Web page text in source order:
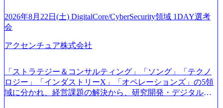
たします。 (1)既存または新規大手事業会社から依頼された
「経営戦略」等のコンサルティング支援を行います。クラ
イアントは各業界上位5社をターゲットとし、特にCXOクラ
スから「新規事業戦略」「既存事業のトランスフォーメー
略」案件をメインとしたコンサルティングを行います ＜プ
ロジェクト一部抜粋＞ ・海外事業(新規・既存)事業のビジ
ネスモデル検討支援 ・金融領域におけるAIを活用した事業
ご応募者様については、1dayではなく通常選考でのご案内
とさせていただきます ● 面接(1次・最終を一度の面接で実
てご連絡させていただきます。 ● 一日で最終面接まで完了
日面接や面談のお時間をいただく場合がございます ● 面
接、条件面談それぞれ最大1時間を想定しております ・実施
前日までに日程およびURLを共有させていただきます ・面
接および条件面談ともに、どの時間開始となってもご対応
2026年8月22日(土) DigitalCore/CyberSecurity領域 1DAY選考
会
アクセンチュア株式会社
「ストラテジー＆コンサルティング」「ソング」「テクノ
ロジー」「インダストリーX」「オペレーションズ」の5領
域に分かれ、経営課題の解決から、研究開発・デジタル・